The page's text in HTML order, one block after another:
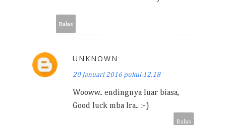
Balas
UNKNOWN
20 Januari 2016 pukul 12.18
Wooww.. endingnya luar biasa,
Good luck mba Ira.. :-)
Balas